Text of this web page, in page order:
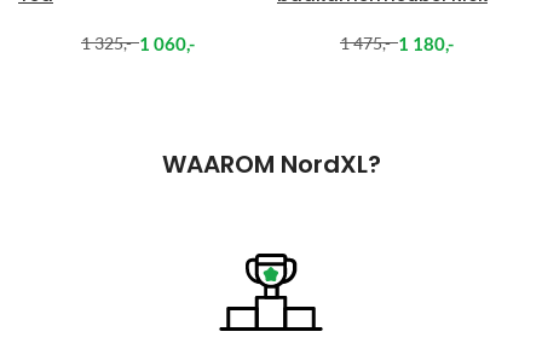
1 325,- 1 060,- 1 475,- 1 180,-
WAAROM NordXL?